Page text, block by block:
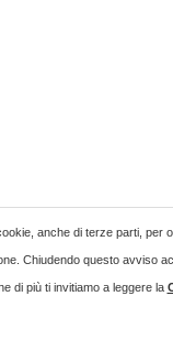
anche di terze parti, per
Chiudendo questo avviso
di più ti invitiamo a leggere la